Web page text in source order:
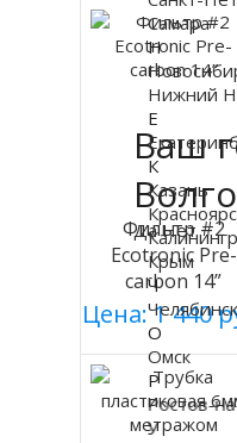
Фильтр #2
Ecotronic Pre-
carbon 14”
Цена: 1 440
Ваш
Да Нет
Самара
Н
Нижний
Е
К
Казань
Крым
Ч
Челябинск
О
Омск
Р
Ростов-
У